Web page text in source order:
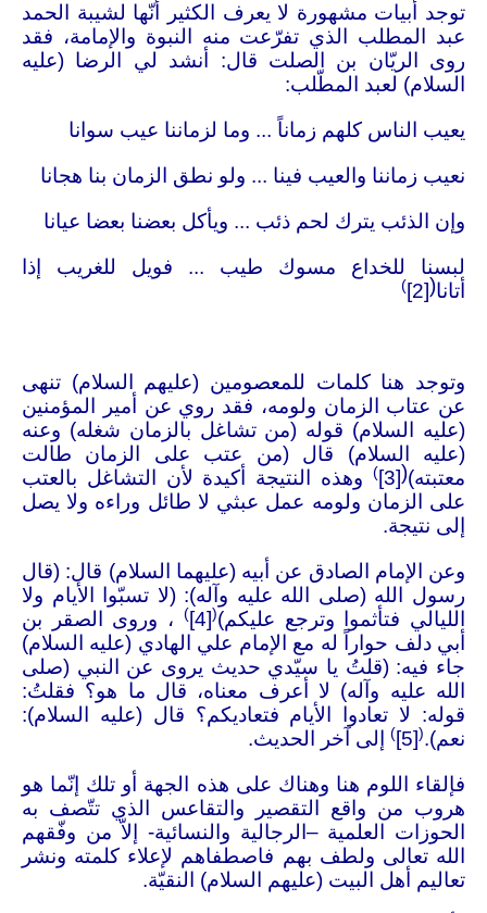
توجد أبيات مشهورة لا يعرف الكثير أنّها لشيبة الحمد
عبد المطلب الذي تفرّعت منه النبوة والإمامة، فقد
روى الريّان بن الصلت قال: أنشد لي الرضا (عليه
السلام) لعبد المطّلب:
يعيب الناس كلهم زماناً ... وما لزماننا عيب سوانا
نعيب زماننا والعيب فينا ... ولو نطق الزمان بنا هجانا
وإن الذئب يترك لحم ذئب ... ويأكل بعضنا بعضا عيانا
لبسنا للخداع مسوك طيب ... فويل للغريب إذا
أتانا(
[2]
)
وتوجد هنا كلمات للمعصومين (عليهم السلام) تنهى
عن عتاب الزمان ولومه، فقد روي عن أمير المؤمنين
(عليه السلام) قوله (من تشاغل بالزمان شغله) وعنه
(عليه السلام) قال (من عتب على الزمان طالت
معتبته)(
[3]
)
وهذه النتيجة أكيدة لأن التشاغل بالعتب
على الزمان ولومه عمل عبثي لا طائل وراءه ولا يصل
إلى نتيجة.
وعن الإمام الصادق عن أبيه (عليهما السلام) قال: (قال
رسول الله (صلى الله عليه وآله): (لا تسبّوا الأيام ولا
الليالي فتأثموا وترجع عليكم)
(
[4]
)
، وروى الصقر بن
أبي دلف حواراً له مع الإمام علي الهادي (عليه السلام)
جاء فيه: (قلتُ يا سيّدي حديث يروى عن النبي (صلى
الله عليه وآله) لا أعرف معناه، قال ما هو؟ فقلتُ:
قوله: لا تعادوا الأيام فتعاديكم؟ قال (عليه السلام):
نعم).
(
[5]
) إلى آخر الحديث.
فإلقاء اللوم هنا وهناك على هذه الجهة أو تلك إنّما هو
هروب من واقع التقصير والتقاعس الذي تتّصف به
الحوزات العلمية –الرجالية والنسائية- إلاّ من وفّقهم
الله تعالى ولطف بهم فاصطفاهم لإعلاء كلمته ونشر
تعاليم أهل البيت (عليهم السلام) النقيّة.